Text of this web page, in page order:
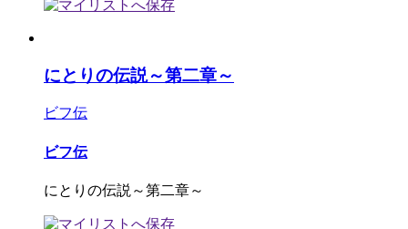
にとりの伝説～第二章～
ビフ伝
ビフ伝
にとりの伝説～第二章～